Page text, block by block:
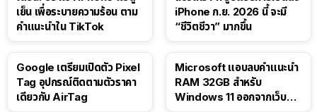
เย็น เพื่อระบายความร้อน ตาม
คำแนะนำใน TikTok
iPhone ก.ย. 2026 นี้ จะมี
“ชีวิตชีวา” มากขึ้น
Google เตรียมเปิดตัว Pixel
Tag อุปกรณ์ติดตามตัวราคา
เดียวกับ AirTag
Microsoft แอบลบคำแนะนำ
RAM 32GB สำหรับ
Windows 11 ออกจากเว็บตัว